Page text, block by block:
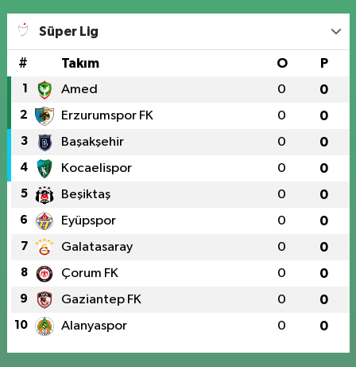
Süper Lig
# Takım O P
1 Amed 0 0
2 Erzurumspor FK 0 0
3 Başakşehir 0 0
4 Kocaelispor 0 0
5 Beşiktaş 0 0
6 Eyüpspor 0 0
7 Galatasaray 0 0
8 Çorum FK 0 0
9 Gaziantep FK 0 0
10 Alanyaspor 0 0